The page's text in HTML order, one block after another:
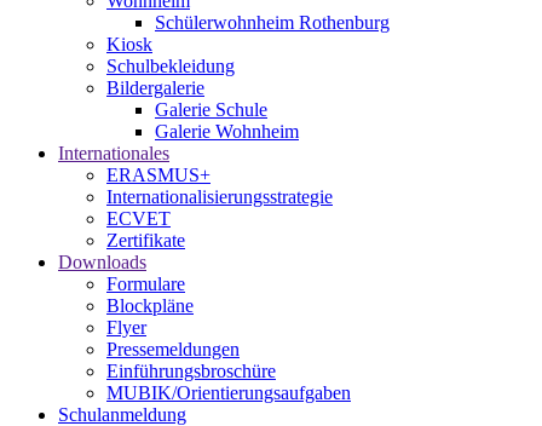
Schülerwohnheim Rothenburg
Kiosk
Schulbekleidung
Bildergalerie
Galerie Schule
Galerie Wohnheim
Internationales
ERASMUS+
Internationalisierungsstrategie
ECVET
Zertifikate
Downloads
Formulare
Blockpläne
Flyer
Pressemeldungen
Einführungsbroschüre
MUBIK/Orientierungsaufgaben
Schulanmeldung